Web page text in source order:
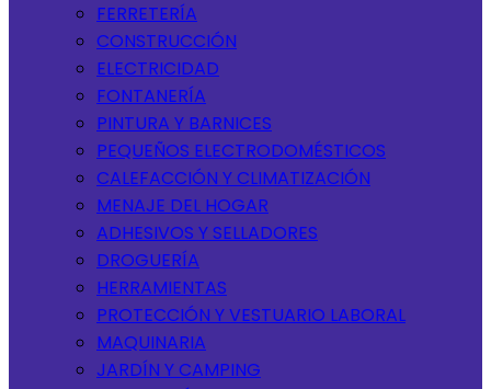
FERRETERÍA
CONSTRUCCIÓN
ELECTRICIDAD
FONTANERÍA
PINTURA Y BARNICES
PEQUEÑOS ELECTRODOMÉSTICOS
CALEFACCIÓN Y CLIMATIZACIÓN
MENAJE DEL HOGAR
ADHESIVOS Y SELLADORES
DROGUERÍA
HERRAMIENTAS
PROTECCIÓN Y VESTUARIO LABORAL
MAQUINARIA
JARDÍN Y CAMPING